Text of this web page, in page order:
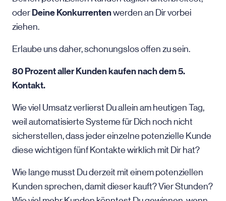
oder Deine Konkurrentenwerden an Dir vorbei
ziehen.
Erlaube uns daher, schonungslos offen zu sein.
80 Prozent aller Kunden kaufen nach dem 5.
Kontakt.
Wie viel Umsatz verlierst Du allein am heutigen Tag,
weil automatisierte Systeme für Dich noch nicht
sicherstellen, dass jeder einzelne potenzielle Kunde
diese wichtigen fünf Kontakte wirklich mit Dir hat?
Wie lange musst Du derzeit mit einem potenziellen
Kunden sprechen, damit dieser kauft? Vier Stunden?